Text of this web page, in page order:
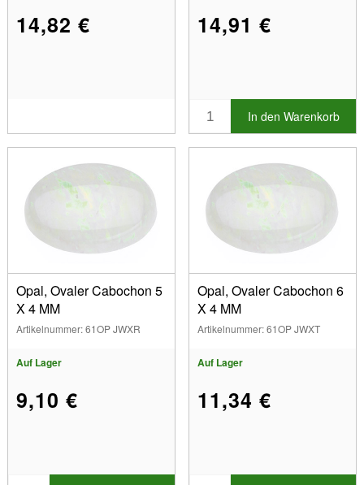
14,82 € 14,91 €
In den Warenkorb
Opal, Ovaler Cabochon 5
X 4 MM
Artikelnummer: 61OP JWXR
Auf Lager
9,10 €
Opal, Ovaler Cabochon 6
X 4 MM
Artikelnummer: 61OP JWXT
Auf Lager
11,34 €